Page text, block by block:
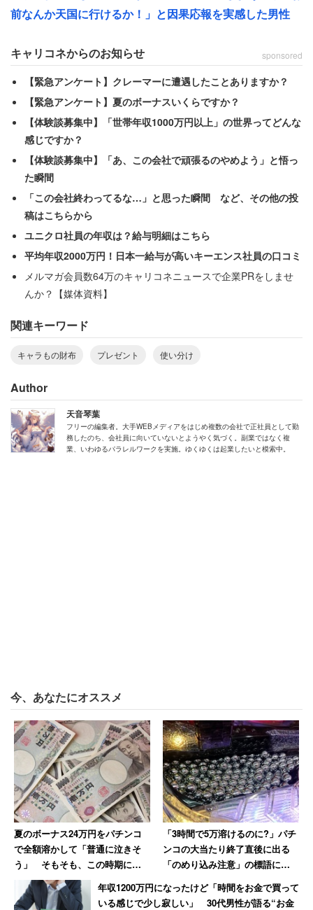
ャラクターばんっという感じ」なデザインに、26歳という
ないのも申し訳ないなと思ってどうしようかと」と、悩み
を打ち明けた。
「デートの時だけ使う」が現実的？
この悩みに、掲示板ユーザーからは様々な意見やアドバイ
スが寄せられた。
最も多く見られたのが、「デートの時だけ使う」という意
見だ。
「私もつかうのは躊躇します。デート専用にするか
カード入れにするかな？」
「財布もずっと手に持つわけじゃないしデート用っ
て事なら良いんじゃないかな～」
投稿者自身も「デート専用ということにしようかと」と、
この提案に傾いている様子がうかがえる。
うだ。もっともだろう。
また、「入れ替えしなくてもいいようにどっちもにお金い
れておいて、カード類はデートに持っていかない」とい
う、デート用にする場合の具体的な工夫も寄せられた。
好きなキャラを覚えていてくれて、決して安くないプレゼ
ントを選んでくれた彼氏の気持ちは、間違いなく嬉しいも
のだろう。しかし、それが自分の年齢やスタイルに合わな
いと感じてしまうのも、また正直な気持ちかもしれない。
前なんか天国に行けるか！」と因果応報を実感した男性
キャリコネからのお知らせ sponsored
【緊急アンケート】クレーマーに遭遇したことありますか？
【緊急アンケート】夏のボーナスいくらですか？
【体験談募集中】「世帯年収1000万円以上」の世界ってどんな
感じですか？
【体験談募集中】「あ、この会社で頑張るのやめよう」と悟っ
た瞬間
「この会社終わってるな…」と思った瞬間 など、その他の投
稿はこちらから
ユニクロ社員の年収は？給与明細はこちら
平均年収2000万円！日本一給与が高いキーエンス社員の口コミ
メルマガ会員数64万のキャリコネニュースで企業PRをしませ
んか？【媒体資料】
関連キーワード
キャラもの財布 プレゼント 使い分け
Author
天音琴葉
フリーの編集者。大手WEBメディアをはじめ複数の会社で正社員として勤
務したのち、会社員に向いていないとようやく気づく。副業ではなく複
業、いわゆるパラレルワークを実施。ゆくゆくは起業したいと模索中。
今、あなたにオススメ
夏のボーナス24万円をパチンコ
で全額溶かして「普通に泣きそ
う」 そもそも、この時期に打
つのは無謀だ
「3時間で5万溶けるのに?」パチ
ンコの大当たり終了直後に出る
「のめり込み注意」の標語に腹
年収1200万円になったけど「時間をお金で買って
いる感じで少し寂しい」 30代男性が語る“お金